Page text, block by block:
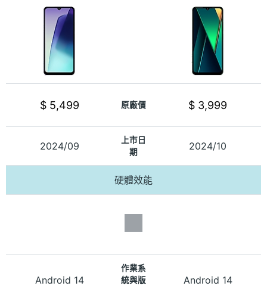
$ 5,499 原廠價 $ 3,999
2024/09
上市日
期
2024/10
硬體效能
Android 14
作業系
統與版
Android 14